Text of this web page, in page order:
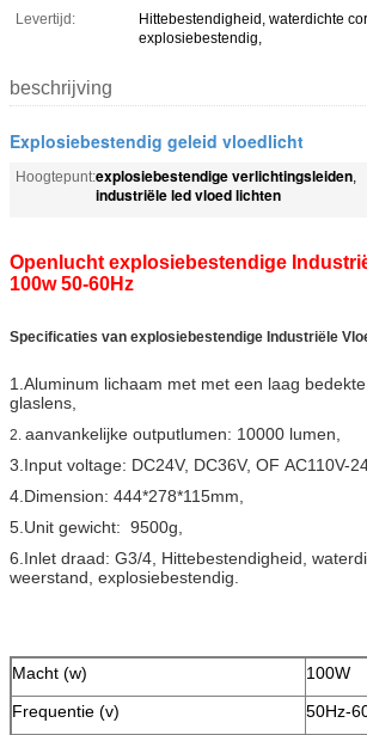
Levertijd:
Hittebestendigheid, waterdichte
explosiebestendig,
beschrijving
Explosiebestendig geleid vloedlicht
Hoogtepunt:explosiebestendige verlichtingsleiden,
industriële led vloed lichten
Openlucht explosiebestendige
100w 50-60Hz
Specificaties van explosiebestendige Industriële
1.Aluminum lichaam met met een laag
glaslens,
2. aanvankelijke outputlumen: 10000 lumen,
3.Input voltage: DC24V, DC36V, OF AC110V-
4.Dimension: 444*278*115mm,
5.Unit gewicht: 9500g,
6.Inlet draad: G3/4, Hittebestendigheid,
weerstand, explosiebestendig.
Macht (w)
100W
Frequentie (v)
50Hz-